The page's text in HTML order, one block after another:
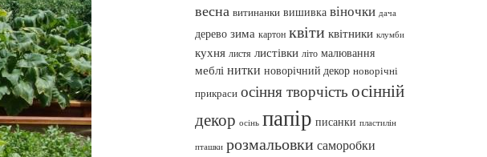
весна витинанки вишивка віночки дача
дерево зима картон квіти квітники клумби
кухня листя листівки літо малювання
меблі нитки новорічний декор новорічні
прикраси осіння творчість осінній
декор осінь папір писанки пластилін
пташки розмальовки саморобки